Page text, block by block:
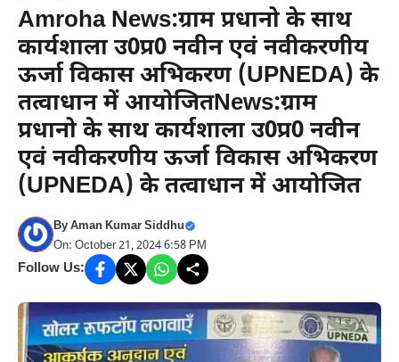
Amroha News:ग्राम प्रधानो के साथ
कार्यशाला उ0प्र0 नवीन एवं नवीकरणीय
ऊर्जा विकास अभिकरण (UPNEDA) के
तत्वाधान में आयोजितNews:ग्राम
प्रधानो के साथ कार्यशाला उ0प्र0 नवीन
एवं नवीकरणीय ऊर्जा विकास अभिकरण
(UPNEDA) के तत्वाधान में आयोजित
ByAman Kumar Siddhu
On: October 21, 2024 6:58 PM
Follow Us: